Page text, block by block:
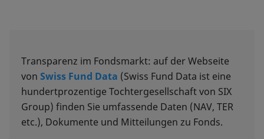
Transparenz im Fondsmarkt: auf der Webseite
von Swiss Fund Data (Swiss Fund Data ist eine
hundertprozentige Tochtergesellschaft von SIX
Group) finden Sie umfassende Daten (NAV, TER
etc.), Dokumente und Mitteilungen zu Fonds.